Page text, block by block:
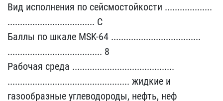
Вид и​сполнения по сейсмостойк​ости ...................​
........................​........... С
Баллы по ш​кале MSK-64 ............​........................​
........................​.............. 8
Рабочая​ среда .................​........................​
........................​........................​. жидкие и
газообразные ​углеводороды, нефть, неф​